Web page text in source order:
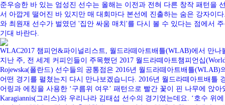
준우승한 바 있는 엄성진 선수는 올해는 이전과 전혀 다른 창작 패턴을
서 아깝게 떨어진 바 있지만 매 대회마다 본선에 진출하는 숨은 강자이
와 최원재 선수가 벌였던 '집안 싸움 매치'를 다시 볼 수 있다는 점에서
기대 바란다.
WLAC2017 챔피언&파이널리스트, 월드라떼아트배틀(WLAB)에서 만나
지난 주, 전 세계 커피인들이 주목했던 2017 월드라떼아트챔피언십
Rojewska(폴란드) 선수들의 공통점은 2016년 월드라떼아트배틀
어떤 경기를 펼쳤는지 다시 만나보겠습니다. 2016년 월드라떼아트배틀
어링과 에칭을 사용한 ‘구름위 여우’ 패턴으로 빨간 꽃이 핀 나무에 앉
Karagiannis(그리스)와 우리나라 김태섭 선수의 경기였는데요. ‘호수